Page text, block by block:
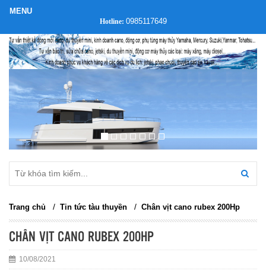
Hotline: 0985117649
Trang chủ / Tin tức tàu thuyền / Chân vịt cano rubex 200Hp
CHÂN VỊT CANO RUBEX 200HP
10/08/2021